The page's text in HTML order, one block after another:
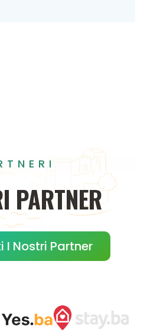
PARTNER
I Nostri Partner